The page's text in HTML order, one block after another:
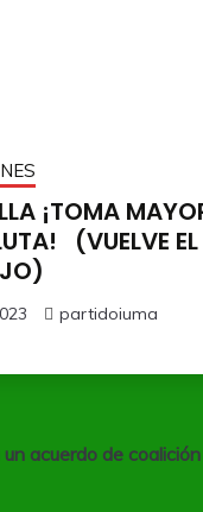
¡TOMA
(VUELVE EL
partidoiuma
acuerdo de